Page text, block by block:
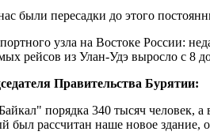
были пересадки до этого
узла на Востоке России:
рейсов из Улан-Удэ выросло с 8
Правительства Бурятии:
порядка 340 тысяч человек,
был рассчитан наше новое здание,